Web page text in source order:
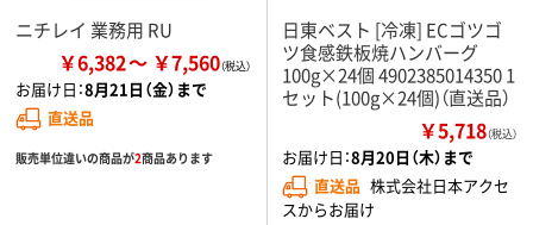
ニチレイ 業務用 RU
￥6,382 ￥7,560
お届け日：8月21日（金）まで
直送品
販売単位違いの商品が2商品あります
日東ベスト [冷凍] ECゴツゴ
ツ食感鉄板焼ハンバーグ
100g×24個 4902385014350 1
セット(100g×24個)（直送品）
￥5,718（税込）
お届け日：8月20日（木）まで
直送品 株式会社日本アクセ
スからお届け